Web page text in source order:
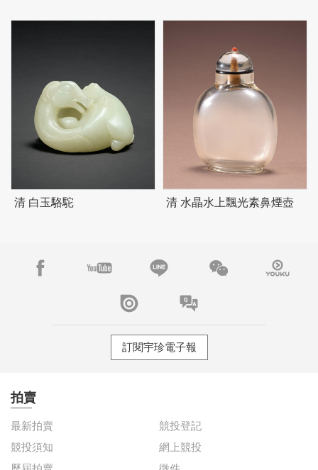
清 白玉駱駝 清 水晶水上飄光素鼻煙壺
訂閱宇珍電子報
拍賣
最新拍賣
競投登記
競投須知
網上競投